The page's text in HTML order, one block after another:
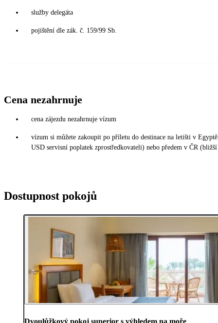
služby delegáta
pojištění dle zák. č. 159/99 Sb.
Cena nezahrnuje
cena zájezdu nezahrnuje vízum
vízum si můžete zakoupit po příletu do destinace na letišti v
USD servisní poplatek zprostředkovateli) nebo předem v ČR
Dostupnost pokojů
Dvoulůžkový pokoj superior s výhledem na moře